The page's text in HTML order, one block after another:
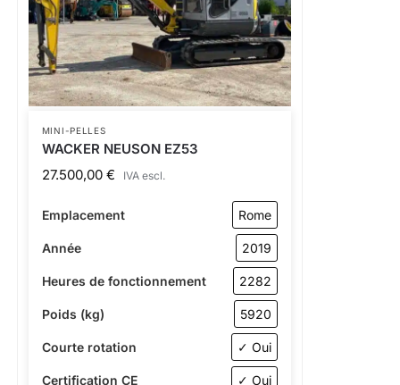
MINI-PELLES
WACKER NEUSON EZ53
27.500,00 € IVA escl.
Emplacement Rome
Année 2019
Heures de fonctionnement 2282
Poids (kg) 5920
Courte rotation ✓ Oui
Certification CE ✓ Oui